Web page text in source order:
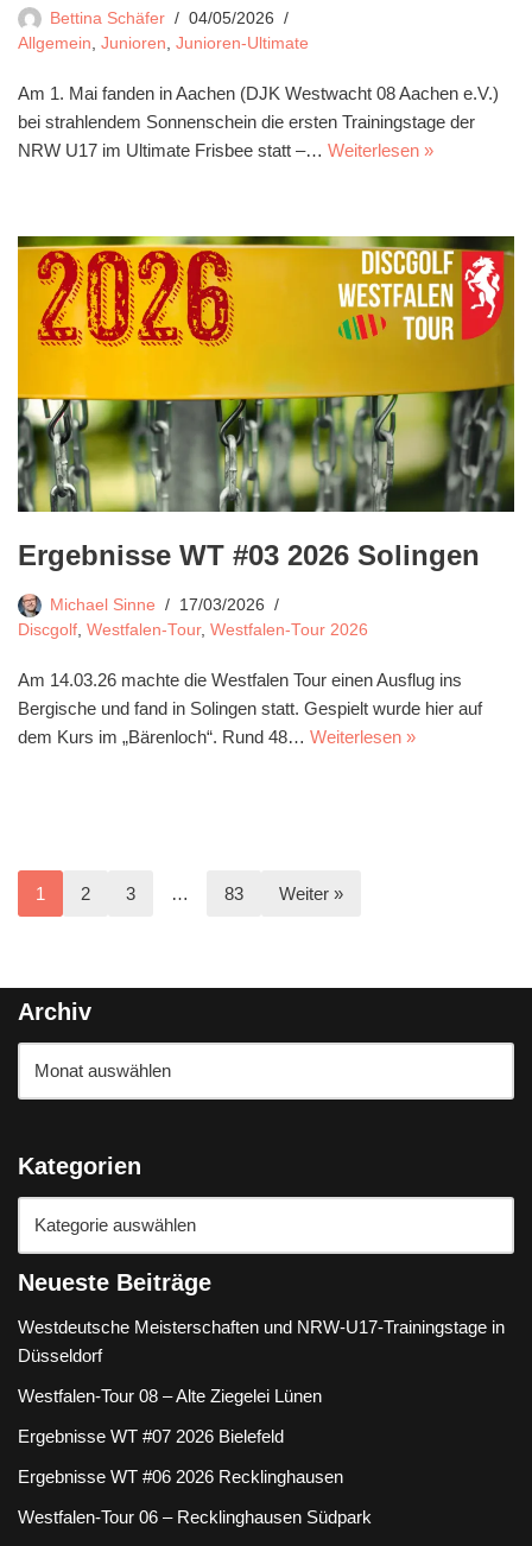
Bettina Schäfer
04/05/2026
Allgemein, Junioren, Junioren-Ultimate
Am 1. Mai fanden in Aachen (DJK Westwacht 08 Aachen e.V.)
bei strahlendem Sonnenschein die ersten Trainingstage der
NRW U17 im Ultimate Frisbee statt –… Weiterlesen »
Ergebnisse WT #03 2026 Solingen
Michael Sinne
17/03/2026
Discgolf, Westfalen-Tour, Westfalen-Tour 2026
Am 14.03.26 machte die Westfalen Tour einen Ausflug ins
Bergische und fand in Solingen statt. Gespielt wurde hier auf
dem Kurs im „Bärenloch“. Rund 48… Weiterlesen »
1 2 3 … 83 Weiter »
Archiv
Kategorien
Neueste Beiträge
Westdeutsche Meisterschaften und NRW-U17-Trainingstage in
Düsseldorf
Westfalen-Tour 08 – Alte Ziegelei Lünen
Ergebnisse WT #07 2026 Bielefeld
Ergebnisse WT #06 2026 Recklinghausen
Westfalen-Tour 06 – Recklinghausen Südpark